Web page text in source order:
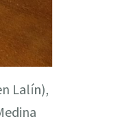
Lalín),